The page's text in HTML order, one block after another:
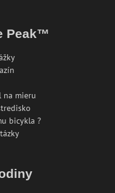
Peak™
na mieru
bicykla ?